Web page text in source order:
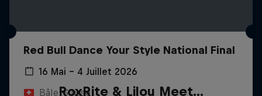
Red Bull Dance Your Style National Final
16 Mai – 4 Juillet 2026
Bâle, Suisse
RoxRite & Lilou Meet...